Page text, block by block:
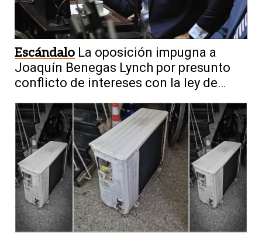
Escándalo La oposición impugna a
Joaquín Benegas Lynch por presunto
conflicto de intereses con la ley de